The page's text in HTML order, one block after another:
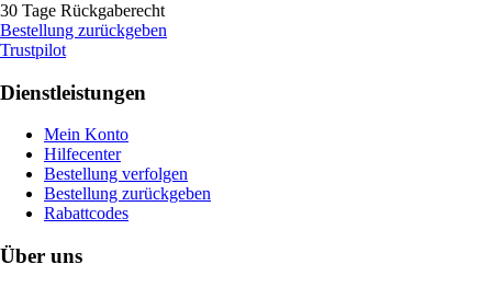
30 Tage Rückgaberecht
Bestellung zurückgeben
Trustpilot
Dienstleistungen
Mein Konto
Hilfecenter
Bestellung verfolgen
Bestellung zurückgeben
Rabattcodes
Über uns